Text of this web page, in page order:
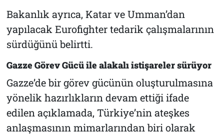
Bakanlık ayrıca, Katar ve Umman’dan
yapılacak Eurofighter tedarik çalışmalarının
sürdüğünü belirtti.
Gazze Görev Gücü ile alakalı istişareler sürüyor
Gazze’de bir görev gücünün oluşturulmasına
yönelik hazırlıkların devam ettiği ifade
edilen açıklamada, Türkiye’nin ateşkes
anlaşmasının mimarlarından biri olarak